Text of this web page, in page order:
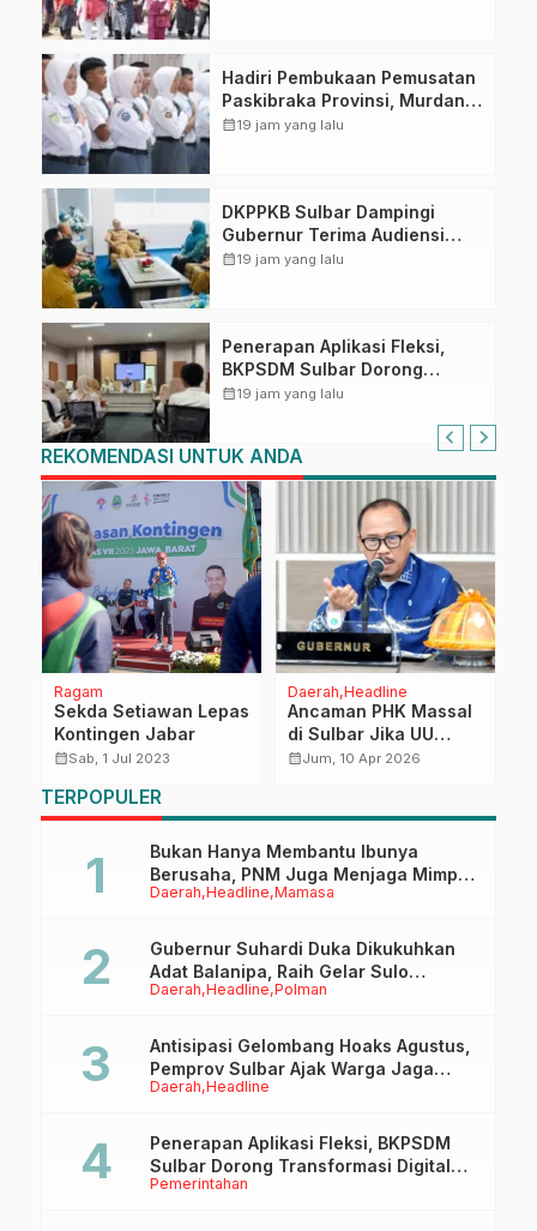
Hadiri Pembukaan Pemusatan
Paskibraka Provinsi, Murdanil:
Ini Membentuk Karakter
calendar_month19 jam yang lalu
DKPPKB Sulbar Dampingi
Gubernur Terima Audiensi
Kepala Rumah Sakit TK. III
calendar_month19 jam yang lalu
Penerapan Aplikasi Fleksi,
BKPSDM Sulbar Dorong
Transformasi Digital Sistem
calendar_month19 jam yang lalu
REKOMENDASI UNTUK ANDA
Ragam
Sekda Setiawan Lepas
Kontingen Jabar
calendar_monthSab, 1 Jul 2023
Daerah Headline
Ancaman PHK Massal
di Sulbar Jika UU
HKPD Pasal 146
Daerah
calendar_monthJum, 10 Apr 2026
TERPOPULER
Daerah Headline Mamasa
Bukan Hanya Membantu Ibunya
Berusaha, PNM Juga Menjaga Mimpi
Anaknya Untuk Menggapai Cita-Cita
Daerah Headline Polman
Gubernur Suhardi Duka Dikukuhkan
Adat Balanipa, Raih Gelar Sulo
Tappidena
Daerah Headline
Antisipasi Gelombang Hoaks Agustus,
Pemprov Sulbar Ajak Warga Jaga
Ruang Digital
Pemerintahan
Penerapan Aplikasi Fleksi, BKPSDM
Sulbar Dorong Transformasi Digital
Sistem Kehadiran ASN